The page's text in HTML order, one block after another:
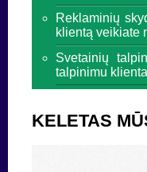
Reklaminių
klientą veikiate
Svetainių
talpinimu
KELETAS